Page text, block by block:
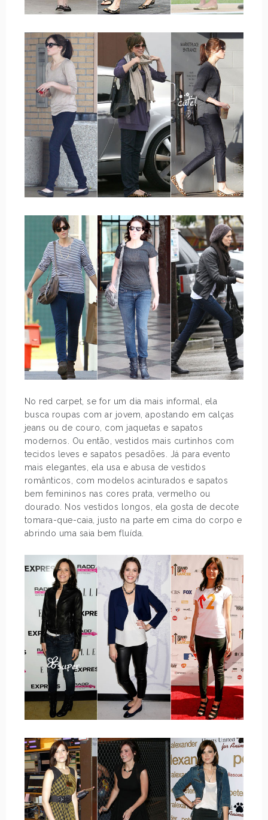
No red carpet, se for um dia mais informal, ela
busca roupas com ar jovem, apostando em calças
jeans ou de couro, com jaquetas e sapatos
modernos. Ou então, vestidos mais curtinhos com
tecidos leves e sapatos pesadões. Já para evento
mais elegantes, ela usa e abusa de vestidos
românticos, com modelos acinturados e sapatos
bem femininos nas cores prata, vermelho ou
dourado. Nos vestidos longos, ela gosta de decote
tomara-que-caia, justo na parte em cima do corpo e
abrindo uma saia bem fluída.